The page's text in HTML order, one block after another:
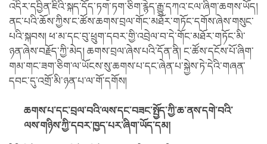
འདིར་དབྱིན་ཇིའི་སྐད་དོད་ཏག་ཏག་ཅིག་རྙེད་རྒྱུ་དཀའ་ངལ་ཞིག་ཆགས་ཡོད།
ནང་པའི་ཆོས་ཀྱིས་ང་ཚོས་ཆགས་བྲལ་གོང་མཐོར་གཏོང་དགོས་ཞེས་གསུང་
པའི་སྐབས། ཕ་མ་དང་བུ་ཕྲུག་དབར་གྱི་འབྲེལ་བ་དེ་གོང་མཐོར་གཏོང་མི་
ཉན་ཞེས་བརྗོད་ཀྱི་མེད། ཆགས་བྲལ་ཞེས་པའི་དོན་ནི། ང་ཚོས་དངོས་པོ་ཞིག་
གམ་གང་ཟག་ཅིག་ལ་ཡོངས་སུ་ཆགས་པ་དང་ཞེན་པ་སྐྱེས་ཏེ་དེའི་གཞན་
དབང་དུ་འགྲོ་མི་ཉན་པ་ལ་གོ་དགོས།
ཆགས་པ་དང་བྲལ་བའི་ལས་དང་བཟང་སྤྱོད་ཀྱི་ཆ་ནས་དགེ་བའི་
ལས་གཉིས་ཀྱི་དབར་ཁྱད་པར་ཞིག་ཡོད་དམ།